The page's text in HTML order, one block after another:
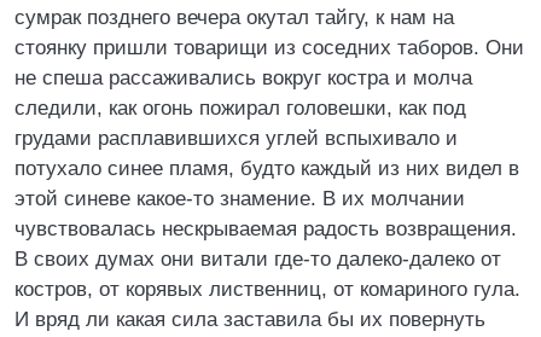
сумрак позднего вечера окутал тайгу, к нам на
стоянку пришли товарищи из соседних таборов. Они
не спеша рассаживались вокруг костра и молча
следили, как огонь пожирал головешки, как под
грудами расплавившихся углей вспыхивало и
потухало синее пламя, будто каждый из них видел в
этой синеве какое-то знамение. В их молчании
чувствовалась нескрываемая радость возвращения.
В своих думах они витали где-то далеко-далеко от
костров, от корявых лиственниц, от комариного гула.
И вряд ли какая сила заставила бы их повернуть